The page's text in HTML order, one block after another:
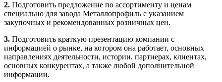
2. Подготовить предложение по ассортименту и ценам
специально для завода Металлопрофиль с указанием
закупочных и рекомендованных розничных цен.
3. Подготовить краткую презентацию компании с
информацией о рынке, на котором она работает, основных
направлениях деятельности, истории, партнерах, клиентах,
основных конкурентах, а также любой дополнительной
информации.